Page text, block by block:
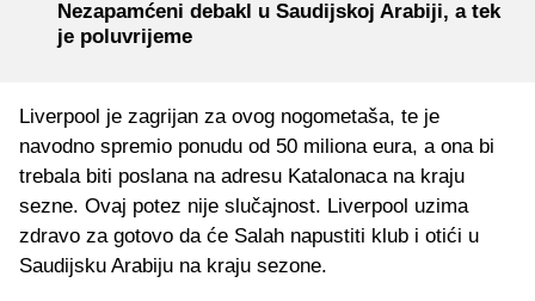
Nezapamćeni debakl u Saudijskoj Arabiji, a tek
je poluvrijeme
Liverpool je zagrijan za ovog nogometaša, te je
navodno spremio ponudu od 50 miliona eura, a ona bi
trebala biti poslana na adresu Katalonaca na kraju
sezne. Ovaj potez nije slučajnost. Liverpool uzima
zdravo za gotovo da će Salah napustiti klub i otići u
Saudijsku Arabiju na kraju sezone.